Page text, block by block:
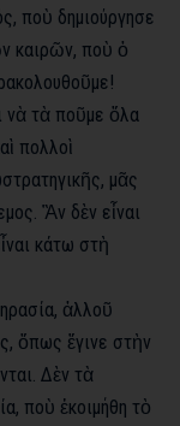
ποὺ δημιούργησε
καιρῶν, ποὺ ὁ
νὰ τὰ ποῦμε ὅλα
πολλοὶ
μᾶς
Ἂν δὲν εἶναι
κάτω στὴ
ἀλλοῦ
ὅπως ἔγινε στὴν
Δὲν τὰ
ποὺ ἐκοιμήθη τὸ